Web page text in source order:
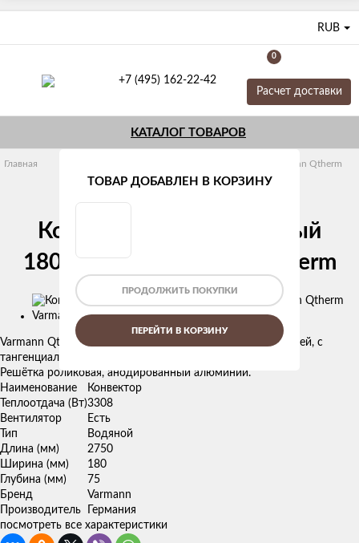
RUB
+7 (495) 162-22-42
0
Расчет доставки
КАТАЛОГ ТОВАРОВ
Главная
Внутрипольные Varmann Qtherm
Глубина 75 мм
Конвектор внутрипольный
180/75/2750 Varmann Qtherm
Изображения
товаров
Varmann Qtherm - конвектор с принудительной конвекцией, с
тангенциальными вентиляторами.
Решётка роликовая, анодированный алюминий.
Наименование
Конвектор
Теплоотдача (Вт)3308
Вентилятор
Есть
Тип
Водяной
Длина (мм)
2750
Ширина (мм)
180
Глубина (мм)
75
Бренд
Varmann
Производитель
Германия
посмотреть все характеристики
ТОВАР ДОБАВЛЕН В КОРЗИНУ
ПРОДОЛЖИТЬ ПОКУПКИ
ПЕРЕЙТИ В КОРЗИНУ